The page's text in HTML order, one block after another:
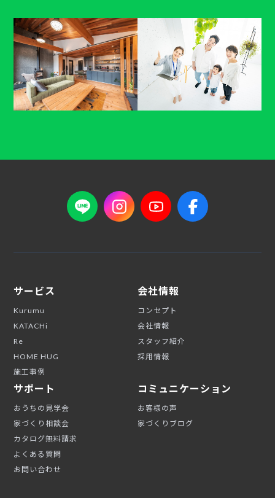
サービス
Kurumu
KATACHi
Re
HOME HUG
施工事例
会社情報
コンセプト
会社情報
スタッフ紹介
採用情報
サポート
おうちの見学会
家づくり相談会
カタログ無料請求
よくある質問
お問い合わせ
コミュニケーション
お客様の声
家づくりブログ